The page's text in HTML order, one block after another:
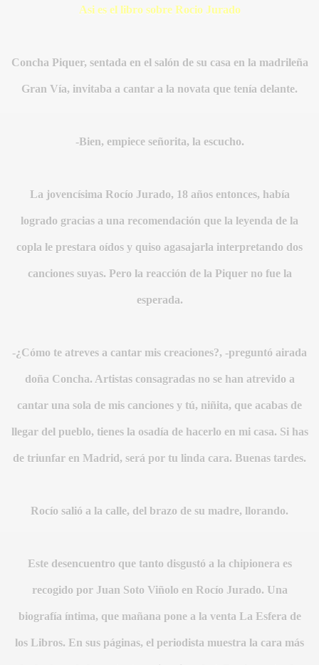
Asi es el libro sobre Rocio Jurado
Concha Piquer, sentada en el salón de su casa en la madrileña
Gran Vía, invitaba a cantar a la novata que tenía delante.
-Bien, empiece señorita, la escucho.
La jovencísima Rocío Jurado, 18 años entonces, había
logrado gracias a una recomendación que la leyenda de la
copla le prestara oídos y quiso agasajarla interpretando dos
canciones suyas. Pero la reacción de la Piquer no fue la
esperada.
-¿Cómo te atreves a cantar mis creaciones?, -preguntó airada
doña Concha. Artistas consagradas no se han atrevido a
cantar una sola de mis canciones y tú, niñita, que acabas de
llegar del pueblo, tienes la osadía de hacerlo en mi casa. Si has
de triunfar en Madrid, será por tu linda cara. Buenas tardes.
Rocío salió a la calle, del brazo de su madre, llorando.
Este desencuentro que tanto disgustó a la chipionera es
recogido por Juan Soto Viñolo en Rocío Jurado. Una
biografía íntima, que mañana pone a la venta La Esfera de
los Libros. En sus páginas, el periodista muestra la cara más